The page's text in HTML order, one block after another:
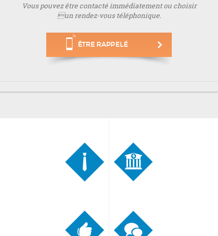
Vous pouvez être contacté immédiatement ou choisir
un rendez-vous téléphonique.
ÊTRE RAPPELÉ